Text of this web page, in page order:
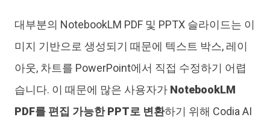
대부분의 NotebookLM PDF 및 PPTX 슬라이드는 이
미지 기반으로 생성되기 때문에 텍스트 박스, 레이
아웃, 차트를 PowerPoint에서 직접 수정하기 어렵
습니다. 이 때문에 많은 사용자가 NotebookLM
PDF를 편집 가능한 PPT로 변환하기 위해 Codia AI